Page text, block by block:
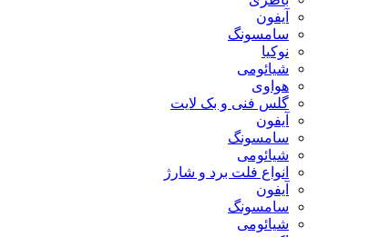
آیفون
سامسونگ
نوکیا
شیائومی
هواوی
گلس فنی و بک لایت
آیفون
سامسونگ
شیائومی
انواع فلت برد و شارژ
آیفون
سامسونگ
شیائومی